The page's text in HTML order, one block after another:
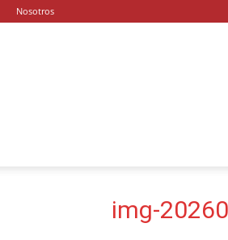
Nosotros
img-